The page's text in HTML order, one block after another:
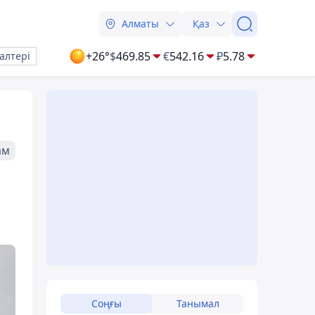
Алматы Қаз
+26°$469.85 €542.16 ₽5.78
Соңғы Танымал